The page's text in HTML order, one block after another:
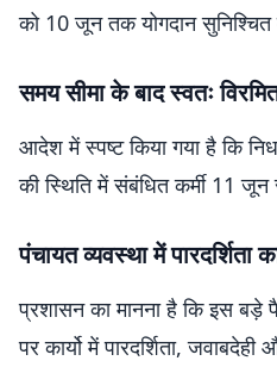
को 10 जून तक योगदान सुनिश्चित
समय सीमा के बाद स्वतः
आदेश में स्पष्ट किया गया है कि
की स्थिति में संबंधित कर्मी 11 जून
पंचायत व्यवस्था में पारदर्शिता
प्रशासन का मानना है कि इस बड़े
पर कार्यो में पारदर्शिता,